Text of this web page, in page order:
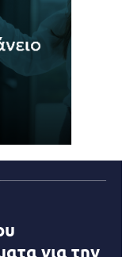
για την